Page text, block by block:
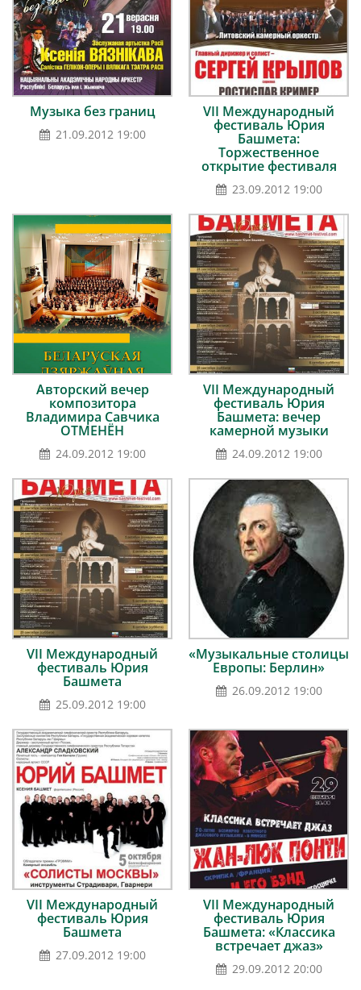
Музыка без границ
21.09.2012 19:00
VII Международный
фестиваль Юрия
Башмета:
Торжественное
открытие фестиваля
23.09.2012 19:00
Авторский вечер
композитора
Владимира Савчика
ОТМЕНЁН
24.09.2012 19:00
VII Международный
фестиваль Юрия
Башмета: вечер
камерной музыки
24.09.2012 19:00
VII Международный
фестиваль Юрия
Башмета
25.09.2012 19:00
«Музыкальные столицы
Европы: Берлин»
26.09.2012 19:00
VII Международный
фестиваль Юрия
Башмета
27.09.2012 19:00
VII Международный
фестиваль Юрия
Башмета: «Классика
встречает джаз»
29.09.2012 20:00